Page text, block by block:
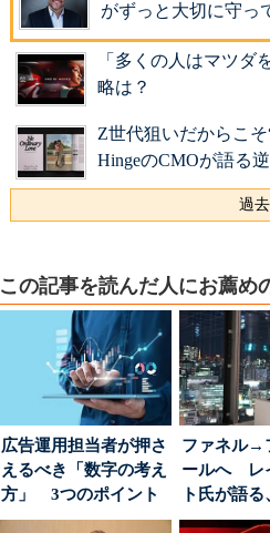
がずっと大切に守っ
「多くの人はマツ
略は？
Z世代狙いだからこ
HingeのCMOが語る
過
この記事を読んだ人にお薦め
広告運用担当者が押さ
えるべき「数字の考え
方」 3つのポイント
とは
ファネル→
ールへ レ
ト氏が語
が「信頼」